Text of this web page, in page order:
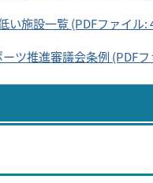
い施設一覧 (PDFファイル:
ツ推進審議会条例 (PDF